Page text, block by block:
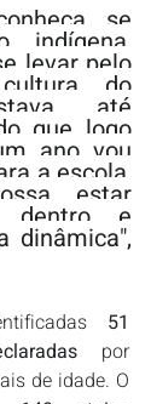
se
indígena,
levar pelo
do
até
que logo
ano vou
a escola,
estar
dentro e
dinâmica",
51
por
de idade. O